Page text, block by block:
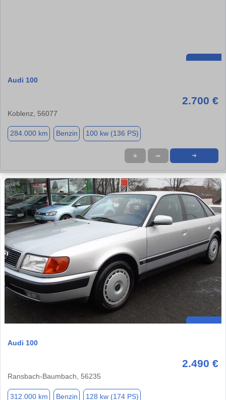
Audi 100
2.700 €
Koblenz, 56077
284.000 km Benzin 100 kw (136 PS)
★ ➦ ➜
Audi 100
2.490 €
Ransbach-Baumbach, 56235
312.000 km Benzin 128 kw (174 PS)